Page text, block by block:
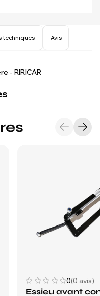
techniques Avis
- RIRICAR
0(0 avis)
Essieu avant